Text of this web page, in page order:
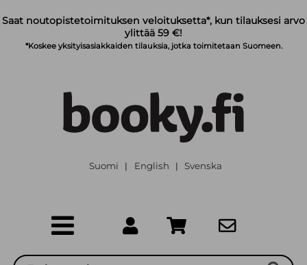
Saat noutopistetoimituksen veloituksetta*, kun tilauksesi arvo
ylittää 59 €!
*Koskee yksityisasiakkaiden tilauksia, jotka toimitetaan Suomeen.
Suomi | English | Svenska